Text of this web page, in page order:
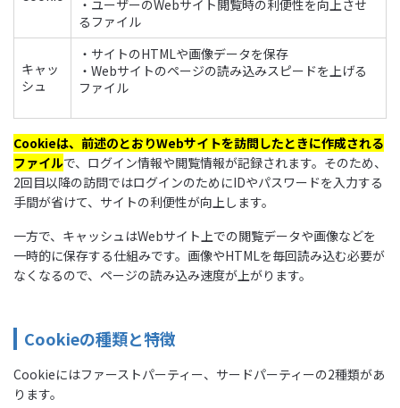
・ユーザーのWebサイト閲覧時の利便性を向上させ
るファイル
キャッ
シュ
・サイトのHTMLや画像データを保存
・Webサイトのページの読み込みスピードを上げる
ファイル
Cookieは、前述のとおりWebサイトを訪問したときに作成される
ファイルで、ログイン情報や閲覧情報が記録されます。そのため、
2回目以降の訪問ではログインのためにIDやパスワードを入力する
手間が省けて、サイトの利便性が向上します。
一方で、キャッシュはWebサイト上での閲覧データや画像などを
一時的に保存する仕組みです。画像やHTMLを毎回読み込む必要が
なくなるので、ページの読み込み速度が上がります。
Cookieの種類と特徴
Cookieにはファーストパーティー、サードパーティーの2種類があ
ります。